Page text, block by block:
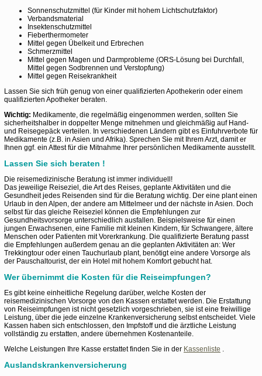
Sonnenschutzmittel (für Kinder mit hohem Lichtschutzfaktor)
Verbandsmaterial
Insektenschutzmittel
Fieberthermometer
Mittel gegen Übelkeit und Erbrechen
Schmerzmittel
Mittel gegen Magen und Darmprobleme (ORS-Lösung bei Durchfall,
Mittel gegen Sodbrennen und Verstopfung)
Mittel gegen Reisekrankheit
Lassen Sie sich früh genug von einer qualifizierten Apothekerin oder einem
qualifizierten Apotheker beraten.
Wichtig: Medikamente, die regelmäßig eingenommen werden, sollten Sie
sicherheitshalber in doppelter Menge mitnehmen und gleichmäßig auf Hand-
und Reisegepäck verteilen. In verschiedenen Ländern gibt es Einfuhrverbote für
Medikamente (z.B. in Asien und Afrika). Sprechen Sie mit Ihrem Arzt, damit er
Ihnen ggf. ein Attest für die Mitnahme Ihrer persönlichen Medikamente ausstellt.
Lassen Sie sich beraten !
Die reisemedizinische Beratung ist immer individuell!
Das jeweilige Reiseziel, die Art des Reises, geplante Aktivitäten und die
Gesundheit jedes Reisenden sind für die Beratung wichtig. Der eine plant einen
Urlaub in den Alpen, der andere am Mittelmeer und der nächste in Asien. Doch
selbst für das gleiche Reiseziel können die Empfehlungen zur
Gesundheitsvorsorge unterschiedlich ausfallen. Beispielsweise für einen
jungen Erwachsenen, eine Familie mit kleinen Kindern, für Schwangere, ältere
Menschen oder Patienten mit Vorerkrankung. Die qualifizierte Beratung passt
die Empfehlungen außerdem genau an die geplanten Aktivitäten an: Wer
Trekkingtour oder einen Tauchurlaub plant, benötigt eine andere Vorsorge als
der Pauschaltourist, der ein Hotel mit hohem Komfort gebucht hat.
Wer übernimmt die Kosten für die Reiseimpfungen?
Es gibt keine einheitliche Regelung darüber, welche Kosten der
reisemedizinischen Vorsorge von den Kassen erstattet werden. Die Erstattung
von Reiseimpfungen ist nicht gesetzlich vorgeschrieben, sie ist eine freiwillige
Leistung, über die jede einzelne Krankenversicherung selbst entscheidet. Viele
Kassen haben sich entschlossen, den Impfstoff und die ärztliche Leistung
vollständig zu erstatten, andere übernehmen Kostenanteile.
Welche Leistungen Ihre Kasse erstattet finden Sie in der Kassenliste .
Auslandskrankenversicherung